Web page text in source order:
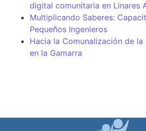
digital comunitaria en Linares
Multiplicando Saberes:
Pequeños Ingenieros
Hacia la Comunalización de la
en la Gamarra